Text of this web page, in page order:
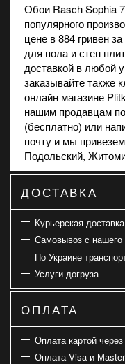
Обои Rasch Sophia
популярного
цене в 884 гривен
для пола и стен
доставкой в любой
заказывайте также
онлайн магазине
нашим продавцам
(бесплатно) или
почту и мы
Подольский,
ДОСТАВКА
Курьерская доставка
Самовывоз с нашего
По Украине
Услуги догруза
ОПЛАТА
Оплата картой
Оплата Visa и